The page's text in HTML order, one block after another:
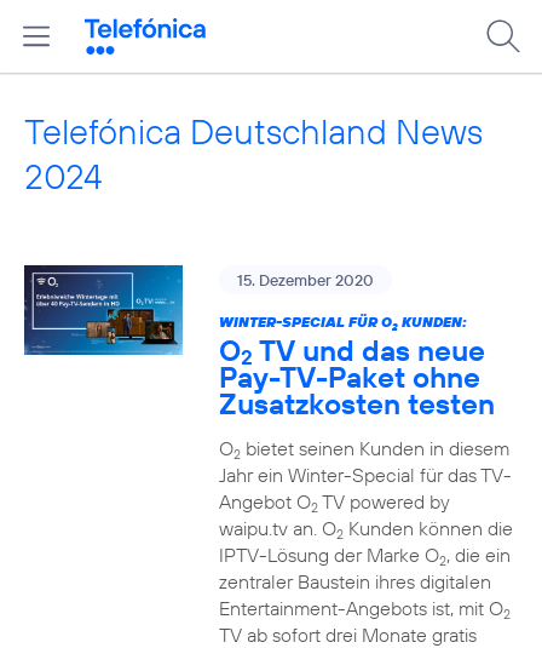
Telefónica Deutschland News
2024
15. Dezember 2020
WINTER-SPECIAL FÜR O2KUNDEN:
O2 TV und das neue
Pay-TV-Paket ohne
Zusatzkosten testen
O2bietet seinen Kunden in diesem
Jahr ein Winter-Special für das TV-
Angebot O2TV powered by
waipu.tv an. O2Kunden können die
IPTV-Lösung der Marke O2, die ein
zentraler Baustein ihres digitalen
Entertainment-Angebots ist, mit O2
TV ab sofort drei Monate gratis